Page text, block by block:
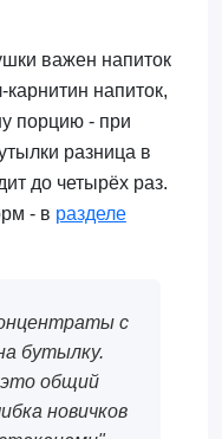
важен напиток
напиток,
порцию - при
разница в
до четырёх раз.
- в разделе
с
бутылку.
общий
новичков